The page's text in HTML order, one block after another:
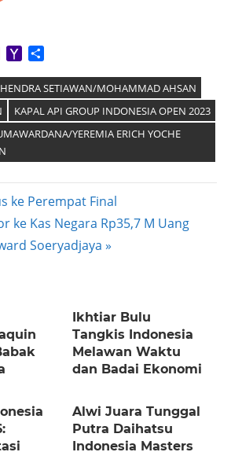
GmailYahoo
HENDRA SETIAWAN/MOHAMMAD AHSAN
KAPAL API GROUP INDONESIA OPEN 2023
YEREMIA ERICH YOCHE
ke Perempat Final
ke Kas Negara Rp35,7 M Uang
Soeryadjaya
Ikhtiar Bulu
Tangkis Indonesia
Melawan Waktu
dan Badai Ekonomi
Alwi Juara Tunggal
Putra Daihatsu
Indonesia Masters